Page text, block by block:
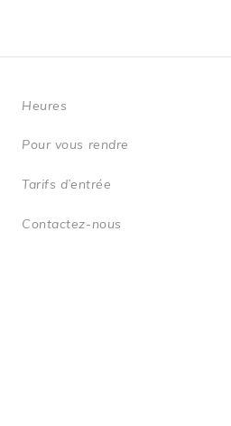
Heures
Pour vous rendre
Tarifs d’entrée
Contactez-nous